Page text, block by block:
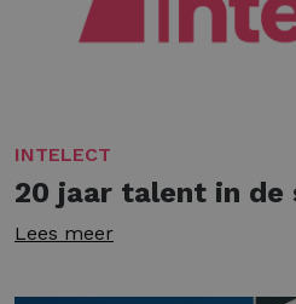
INTELECT
20 jaar talent in
Lees meer